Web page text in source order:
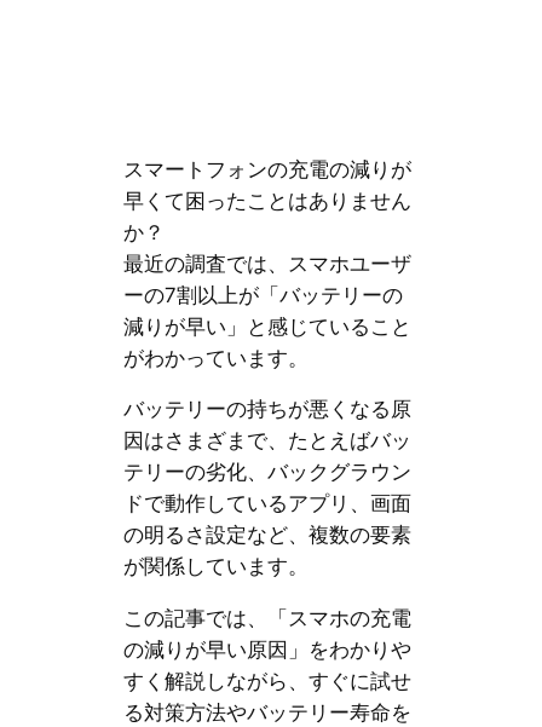
スマートフォンの充電の減りが
早くて困ったことはありません
か？
最近の調査では、スマホユーザ
ーの7割以上が「バッテリーの
減りが早い」と感じていること
がわかっています。
バッテリーの持ちが悪くなる原
因はさまざまで、たとえばバッ
テリーの劣化、バックグラウン
ドで動作しているアプリ、画面
の明るさ設定など、複数の要素
が関係しています。
この記事では、「スマホの充電
の減りが早い原因」をわかりや
すく解説しながら、すぐに試せ
る対策方法やバッテリー寿命を